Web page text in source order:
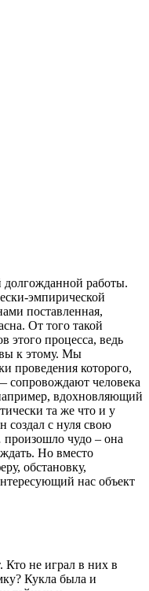
работы.
эмпирической
поставленная,
От того такой
этого процесса, ведь
к этому. Мы
проведения которого,
сопровождают человека
вдохновляющий
та же что и у
создал с нуля свою
чудо – она
Но вместо
обстановку,
нас объект
Кто не играл в них в
Кукла была и